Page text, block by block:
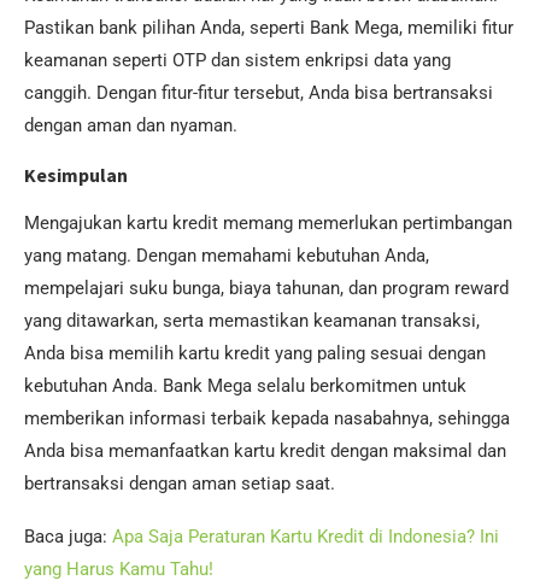
Pastikan bank pilihan Anda, seperti Bank Mega, memiliki fitur
keamanan seperti OTP dan sistem enkripsi data yang
canggih. Dengan fitur-fitur tersebut, Anda bisa bertransaksi
dengan aman dan nyaman.
Kesimpulan
Mengajukan kartu kredit memang memerlukan pertimbangan
yang matang. Dengan memahami kebutuhan Anda,
mempelajari suku bunga, biaya tahunan, dan program reward
yang ditawarkan, serta memastikan keamanan transaksi,
Anda bisa memilih kartu kredit yang paling sesuai dengan
kebutuhan Anda. Bank Mega selalu berkomitmen untuk
memberikan informasi terbaik kepada nasabahnya, sehingga
Anda bisa memanfaatkan kartu kredit dengan maksimal dan
bertransaksi dengan aman setiap saat.
Baca juga: Apa Saja Peraturan Kartu Kredit di Indonesia? Ini
yang Harus Kamu Tahu!